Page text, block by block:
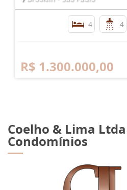
4 4
R$ 1.300.000,00
Coelho & Lima
Condomínios